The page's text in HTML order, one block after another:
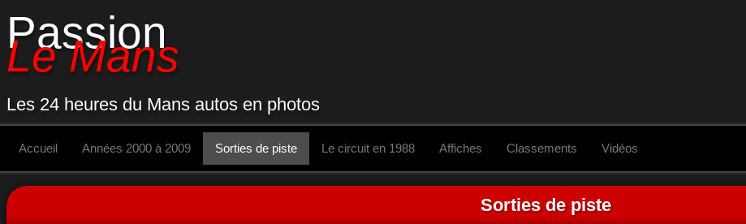
Passion
Le Mans
Les 24 heures du Mans autos en photos
Accueil Années 2000 à 2009 Sorties de piste Le circuit en 1988 Affiches Classements Vidéos
Sorties de piste